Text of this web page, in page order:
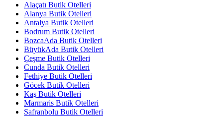
Alaçatı Butik Otelleri
Alanya Butik Otelleri
Antalya Butik Otelleri
Bodrum Butik Otelleri
BozcaAda Butik Otelleri
BüyükAda Butik Otelleri
Çeşme Butik Otelleri
Cunda Butik Otelleri
Fethiye Butik Otelleri
Göcek Butik Otelleri
Kaş Butik Otelleri
Marmaris Butik Otelleri
Safranbolu Butik Otelleri